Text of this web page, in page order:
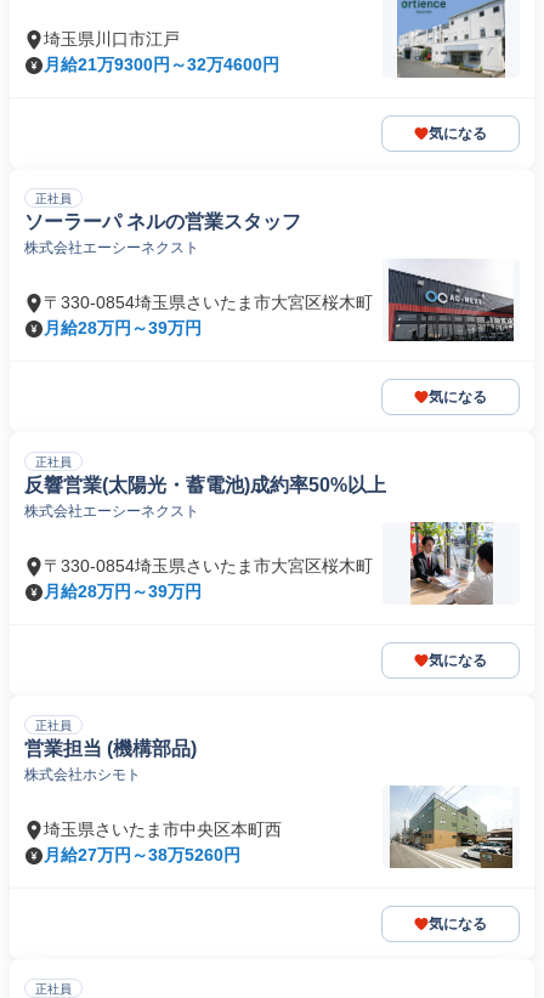
埼玉県川口市江戸
月給21万9300円～32万4600円
気になる
正社員
ソーラーパ ネルの営業スタッフ
株式会社エーシーネクスト
〒330-0854埼玉県さいたま市大宮区桜木町
月給28万円～39万円
気になる
正社員
反響営業(太陽光・蓄電池)成約率50%以上
株式会社エーシーネクスト
〒330-0854埼玉県さいたま市大宮区桜木町
月給28万円～39万円
気になる
正社員
営業担当 (機構部品)
株式会社ホシモト
埼玉県さいたま市中央区本町西
月給27万円～38万5260円
気になる
正社員